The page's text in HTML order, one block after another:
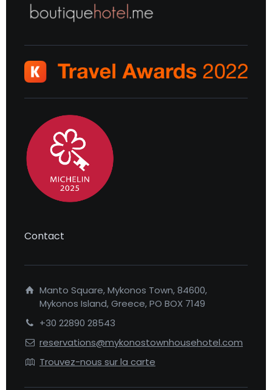
Contact
Manto Square, Mykonos Town, 84600,
Mykonos Island, Greece, PO BOX 7149
+30 22890 28543
reservations@mykonostownhousehotel.com
Trouvez-nous sur la carte